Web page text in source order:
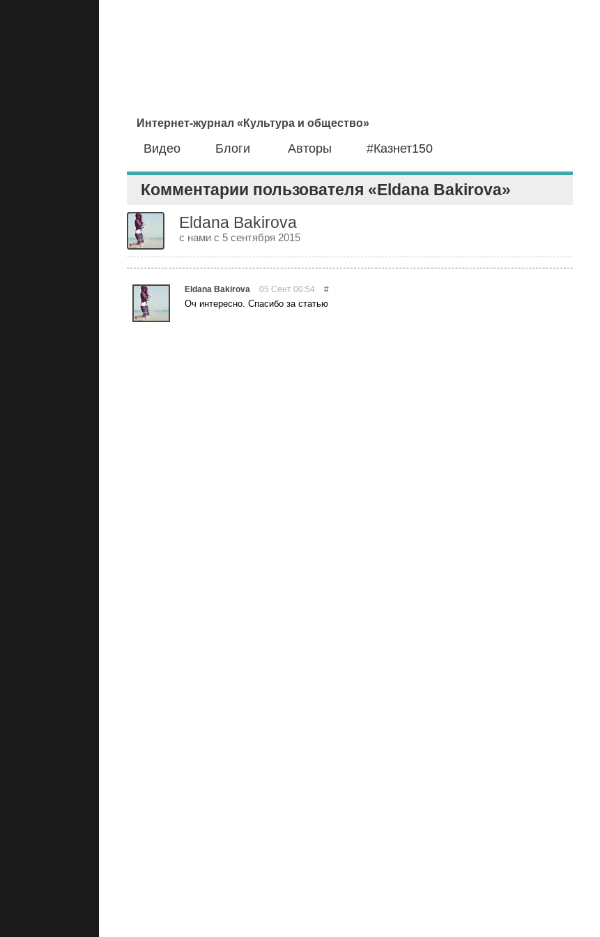
Интернет-журнал «Культура и общество»
Видео Блоги Авторы #Казнет150
Комментарии пользователя «Eldana Bakirova»
Eldana Bakirova
с нами с 5 сентября 2015
Eldana Bakirova 05 Сент 00:54 #
Оч интересно. Спасибо за статью